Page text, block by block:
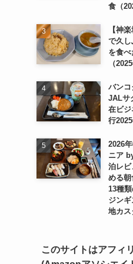
食（
【神
で久し
を食
（
バンコ
JALサ
在ビジ
行2025
2026
ニア
泊レ
める朝
13種
ジン
地カス
このサイトはアフィ